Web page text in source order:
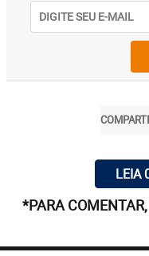
LEIA
*PARA